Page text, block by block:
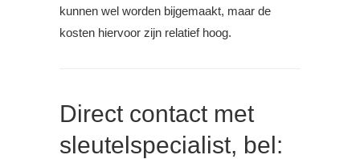
kunnen wel worden bijgemaakt, maar de
kosten hiervoor zijn relatief hoog.
Direct contact met
sleutelspecialist, bel: